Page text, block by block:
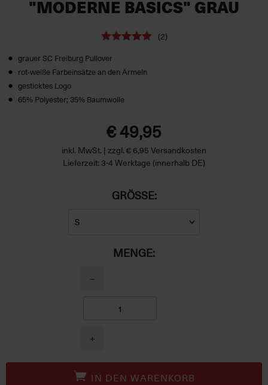
"MODERNE BASICS" GRAU
(2)
grauer SC Freiburg Pullover
rot-weiße Farbeinsätze an den Ärmeln
gesticktes Logo
65% Polyester; 35% Baumwolle
€ 49,95
inkl. MwSt. | zzgl. € 6,95 Versandkosten
Lieferzeit: 3-4 Werktage (innerhalb DE)
GRÖSSE:
MENGE:
−
+
IN DEN WARENKORB